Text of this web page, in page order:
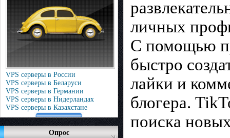
VPS серверы в России
VPS серверы в Беларуси
VPS серверы в Германии
VPS серверы в Нидерландах
VPS серверы в Казахстане
Опрос
личных
С помощью
быстро
лайки и
блогера.
поиска